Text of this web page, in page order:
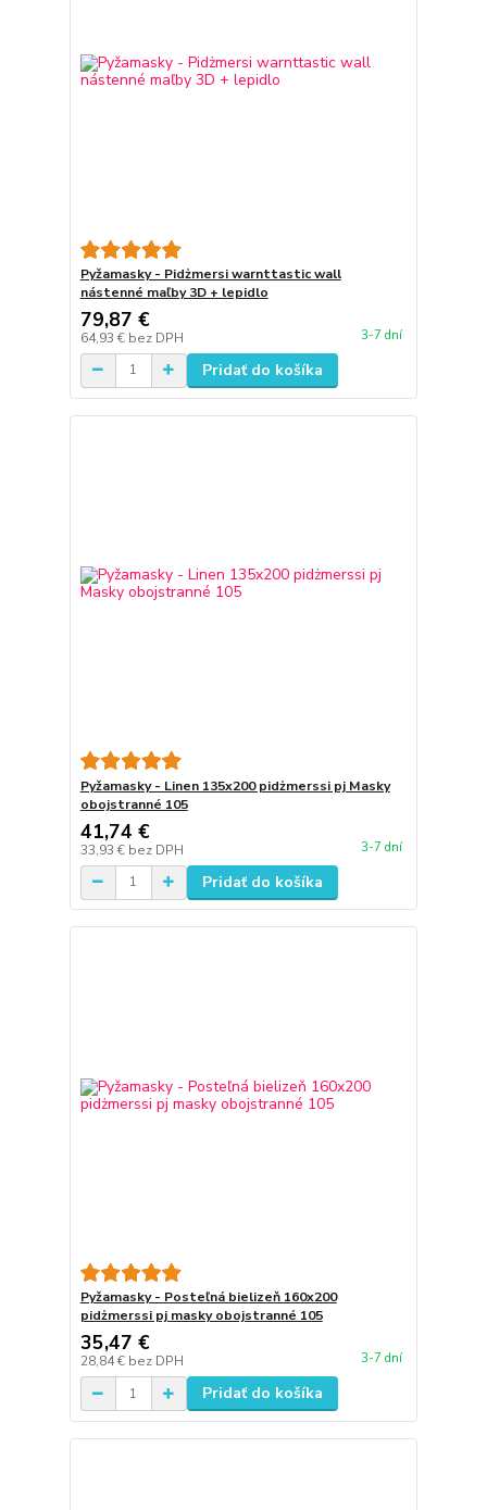
Pyžamasky - Pidżmersi warnttastic wall
nástenné maľby 3D + lepidlo
79,87 €
64,93 € bez DPH 3-7 dní
Pridať do košíka
Pyžamasky - Linen 135x200 pidżmerssi pj Masky
obojstranné 105
41,74 €
33,93 € bez DPH 3-7 dní
Pridať do košíka
Pyžamasky - Posteľná bielizeň 160x200
pidżmerssi pj masky obojstranné 105
35,47 €
28,84 € bez DPH 3-7 dní
Pridať do košíka